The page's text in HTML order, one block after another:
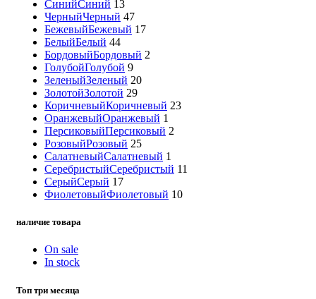
СинийСиний 13
ЧерныйЧерный 47
БежевыйБежевый 17
БелыйБелый 44
БордовыйБордовый 2
ГолубойГолубой 9
ЗеленыйЗеленый 20
ЗолотойЗолотой 29
КоричневыйКоричневый 23
ОранжевыйОранжевый 1
ПерсиковыйПерсиковый 2
РозовыйРозовый 25
СалатневыйСалатневый 1
СеребристыйСеребристый 11
СерыйСерый 17
ФиолетовыйФиолетовый 10
наличие товара
On sale
In stock
Топ три месяца